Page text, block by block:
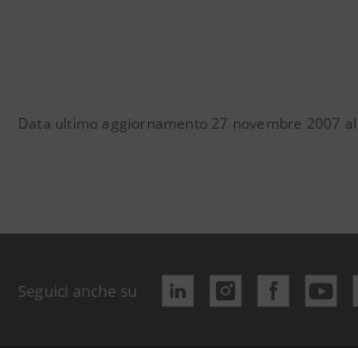
Data ultimo aggiornamento 27 novembre 2007
Seguici anche su